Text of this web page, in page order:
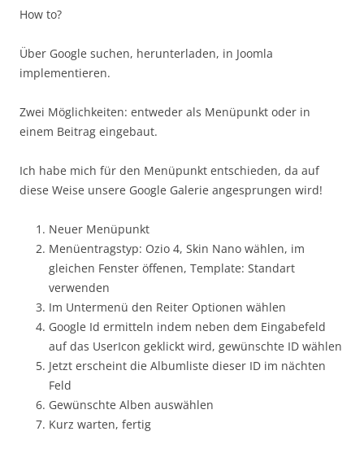
How to?
Über Google suchen, herunterladen, in Joomla
implementieren.
Zwei Möglichkeiten: entweder als Menüpunkt oder in
einem Beitrag eingebaut.
Ich habe mich für den Menüpunkt entschieden, da auf
diese Weise unsere Google Galerie angesprungen wird!
Neuer Menüpunkt
Menüentragstyp: Ozio 4, Skin Nano wählen, im
gleichen Fenster öffenen, Template: Standart
verwenden
Im Untermenü den Reiter Optionen wählen
Google Id ermitteln indem neben dem Eingabefeld
auf das UserIcon geklickt wird, gewünschte ID wählen
Jetzt erscheint die Albumliste dieser ID im nächten
Feld
Gewünschte Alben auswählen
Kurz warten, fertig